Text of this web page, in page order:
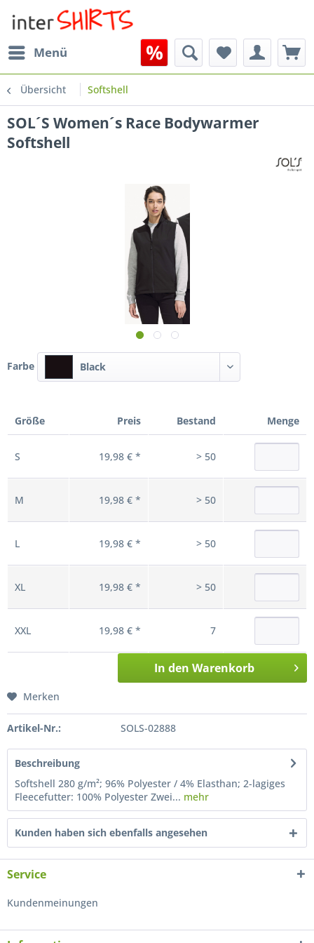
Menü
Übersicht Softshell
SOL´S Women´s Race Bodywarmer
Softshell
Farbe Black
Größe Preis Bestand Menge
S 19,98 € * > 50
M 19,98 € * > 50
L 19,98 € * > 50
XL 19,98 € * > 50
XXL 19,98 € * 7
In den Warenkorb
Merken
Artikel-Nr.: SOLS-02888
Beschreibung
Softshell 280 g/m²; 96% Polyester / 4% Elasthan; 2-lagiges
Fleecefutter: 100% Polyester Zwei... mehr
Kunden haben sich ebenfalls angesehen
Service
Kundenmeinungen